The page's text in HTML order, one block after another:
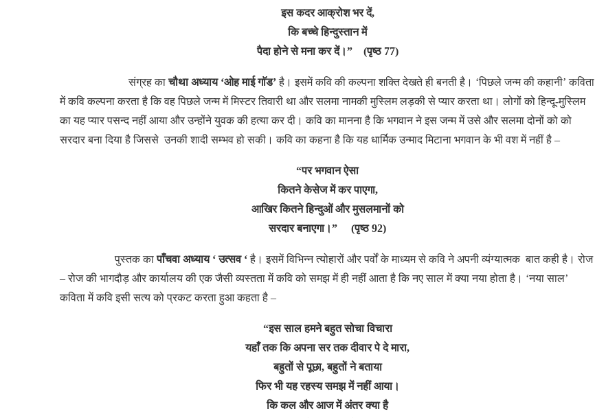
इस कदर आक्रोश भर दें,
कि बच्चे हिन्दुस्तान में
पैदा होने से मना कर दें।” (पृष्ठ 77)
संग्रह का चौथा अध्याय ‘ओह माई गाॅड’है। इसमें कवि की कल्पना शक्ति देखते ही बनती है। ‘पिछले जन्म की कहानी’ कविता
में कवि कल्पना करता है कि वह पिछले जन्म में मिस्टर तिवारी था और सलमा नामकी मुस्लिम लड़की से प्यार करता था। लोगों को हिन्दू-मुस्लिम
का यह प्यार पसन्द नहीं आया और उन्होंने युवक की हत्या कर दी। कवि का मानना है कि भगवान ने इस जन्म में उसे और सलमा दोनों को को
सरदार बना दिया है जिससे उनकी शादी सम्भव हो सकी। कवि का कहना है कि यह धार्मिक उन्माद मिटाना भगवान के भी वश में नहीं है –
“पर भगवान ऐसा
कितने केसेज में कर पाएगा,
आखिर कितने हिन्दुओं और मुसलमानों को
सरदार बनाएगा।” (पृष्ठ 92)
पुस्तक का पाँचवा अध्याय ‘ उत्सव ‘है। इसमें विभिन्न त्योहारों और पर्वों के माध्यम से कवि ने अपनी व्यंग्यात्मक बात कही है। रोज
– रोज की भागदौड़ और कार्यालय की एक जैसी व्यस्तता में कवि को समझ में ही नहीं आता है कि नए साल में क्या नया होता है। ‘नया साल’
कविता में कवि इसी सत्य को प्रकट करता हुआ कहता है –
“इस साल हमने बहुत सोचा विचारा
यहाँ तक कि अपना सर तक दीवार पे दे मारा,
बहुतों से पूछा, बहुतों ने बताया
फिर भी यह रहस्य समझ में नहीं आया।
कि कल और आज में अंतर क्या है